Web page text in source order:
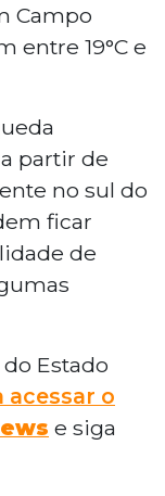
Campo
entre 19°C e
partir de
no sul do
ficar
de
Estado
acessar o
e siga